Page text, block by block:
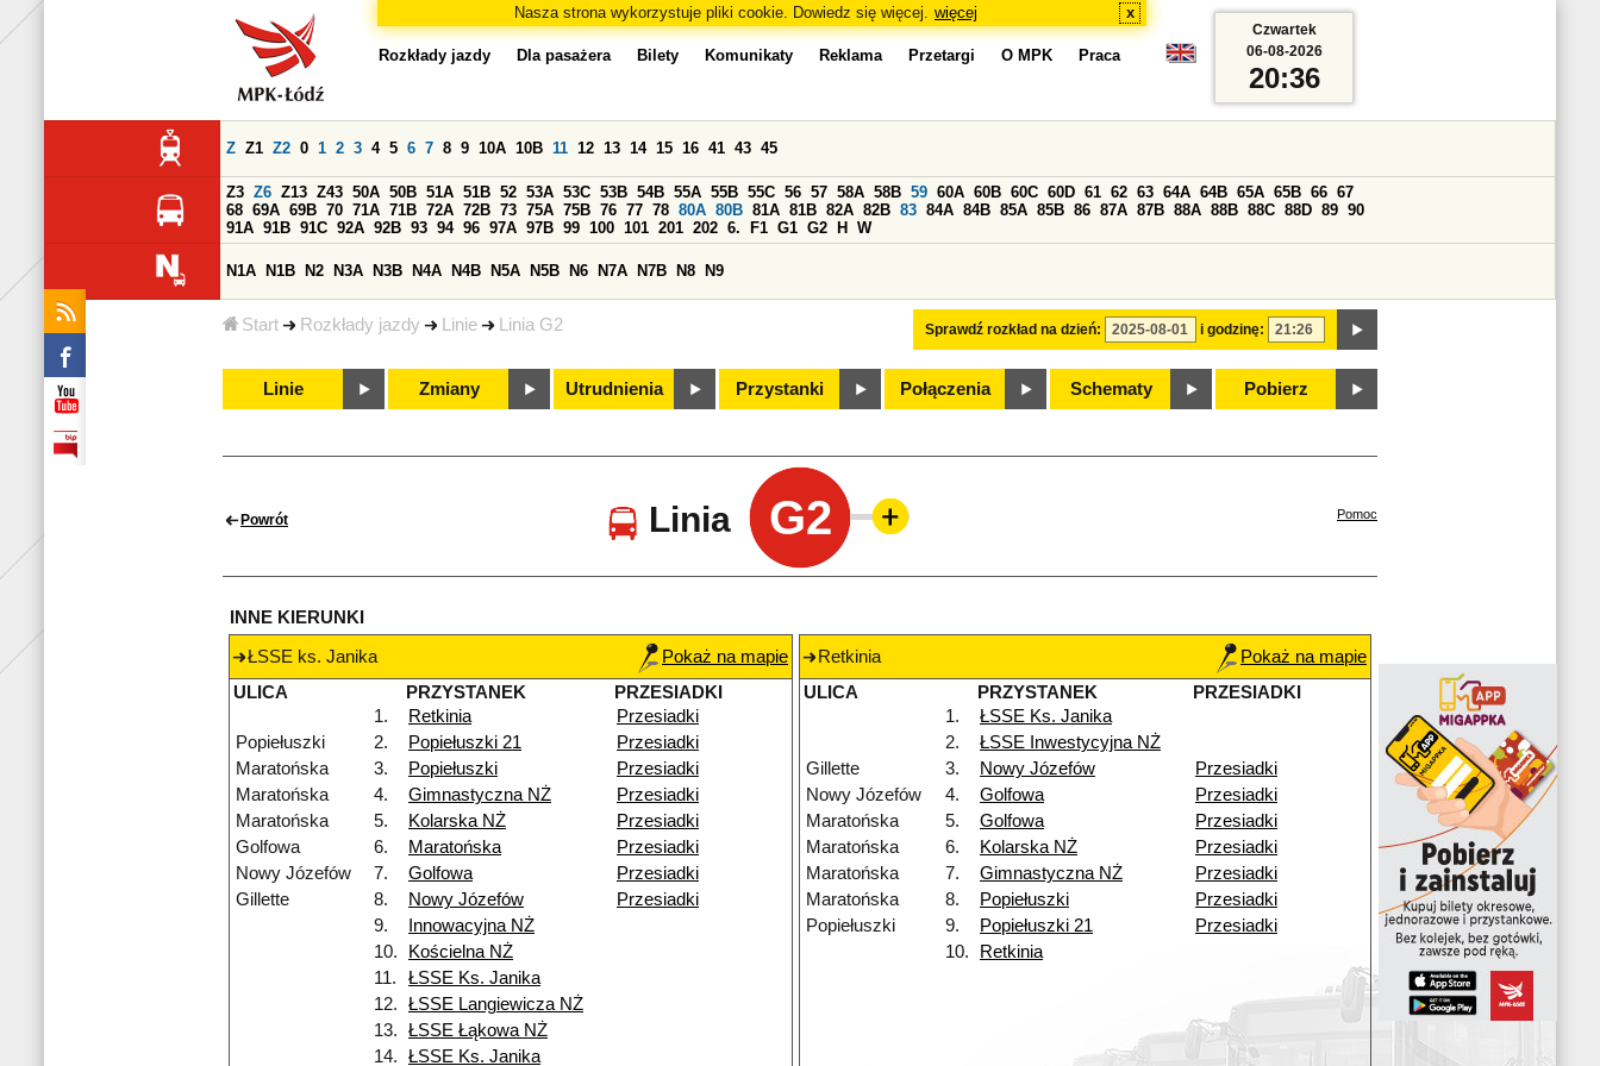
Nasza strona wykorzystuje pliki cookie. Dowiedz się więcej. więcej x
Start Rozkłady jazdy Linie Linia G2
Rozkłady jazdy Dla pasażera Bilety Komunikaty Reklama Przetargi O MPK Praca
Sprawdź rozkład na dzień: i godzinę:
Z Z1 Z2 0 1 2 3 4 5 6 7 8 9 10A 10B 11 12 13 14 15 16 41 43 45
Z3 Z6 Z13 Z43 50A 50B 51A 51B 52 53A 53C 53B 54B 55A 55B 55C 56 57 58A 58B 59 60A 60B 60C 60D 61 62 63 64A 64B 65A 65B 66 67
68 69A 69B 70 71A 71B 72A 72B 73 75A 75B 76 77 78 80A 80B 81A 81B 82A 82B 83 84A 84B 85A 85B 86 87A 87B 88A 88B 88C 88D 89 90
91A 91B 91C 92A 92B 93 94 96 97A 97B 99 100 101 201 202 6. F1 G1 G2 H W
N1A N1B N2 N3A N3B N4A N4B N5A N5B N6 N7A N7B N8 N9
Linie Zmiany Utrudnienia Przystanki Połączenia Schematy Pobierz
Czwartek
06-08-2026
20:36
Powrót Linia G2 Pomoc
INNE KIERUNKI
ŁSSE ks. Janika
Pokaż na mapie
ULICA
PRZYSTANEK
PRZESIADKI
1.
Retkinia
Przesiadki
Popiełuszki
2. Popiełuszki 21
Przesiadki
Maratońska
3. Popiełuszki
Przesiadki
Maratońska
4. Gimnastyczna NŻ
Przesiadki
Maratońska
5. Kolarska NŻ
Przesiadki
Golfowa
6. Maratońska
Przesiadki
Nowy Józefów
7. Golfowa
Przesiadki
Gillette
8. Nowy Józefów
Przesiadki
9.
Innowacyjna NŻ
10.
Kościelna NŻ
11.
ŁSSE Ks. Janika
12.
ŁSSE Langiewicza NŻ
13.
ŁSSE Łąkowa NŻ
14.
ŁSSE Ks. Janika
Retkinia
Pokaż na mapie
ULICA
PRZYSTANEK
PRZESIADKI
1.
ŁSSE Ks. Janika
2.
ŁSSE Inwestycyjna NŻ
Gillette
3. Nowy Józefów
Przesiadki
Nowy Józefów
4. Golfowa
Przesiadki
Maratońska
5. Golfowa
Przesiadki
Maratońska
6. Kolarska NŻ
Przesiadki
Maratońska
7. Gimnastyczna NŻ
Przesiadki
Maratońska
8. Popiełuszki
Przesiadki
Popiełuszki
9. Popiełuszki 21
Przesiadki
10.
Retkinia